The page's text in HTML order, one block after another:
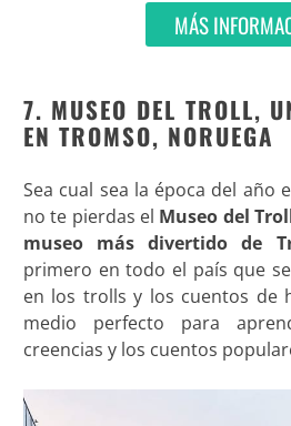
MÁS
7. MUSEO DEL TROLL,
EN TROMSO, NORUEGA
Sea cual sea la época del año
no te pierdas el Museo del
museo más divertido de
primero en todo el país que
en los trolls y los cuentos de
medio perfecto para
creencias y los cuentos